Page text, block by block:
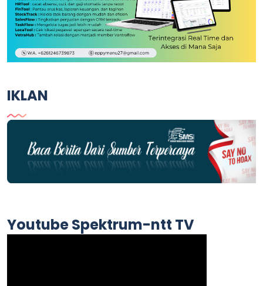
IKLAN
Youtube Spektrum-ntt TV